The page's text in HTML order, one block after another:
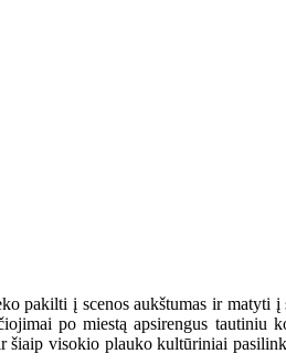
į scenos aukštumas ir matyti
po miestą apsirengus
visokio plauko kultūriniai